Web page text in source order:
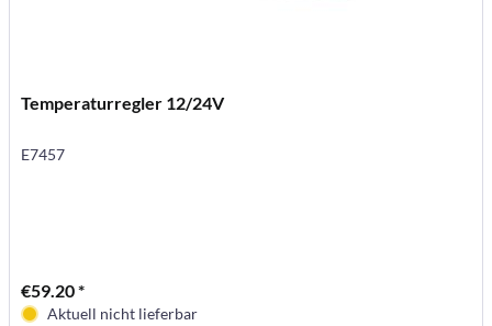
Temperaturregler 12/24V
E7457
€59.20 *
Aktuell nicht lieferbar